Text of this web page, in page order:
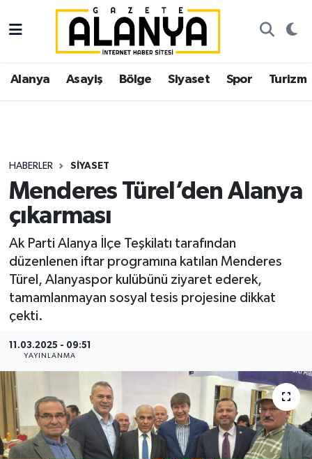
Alanya Asayiş Bölge Siyaset Spor Turizm
HABERLER SIYASET
Menderes Türel’den Alanya
çıkarması
Ak Parti Alanya İlçe Teşkilatı tarafından
düzenlenen iftar programına katılan Menderes
Türel, Alanyaspor kulübünü ziyaret ederek,
tamamlanmayan sosyal tesis projesine dikkat
çekti.
11.03.2025 - 09:51
YAYINLANMA
Alanya
Asayiş
Siyaset
Spor
Ekonomi
Gazipaşa
İstanbul Nöbetçi Eczaneler
İstanbul Hava Durumu
Süper Lig Puan Durumu ve Fikstür
Tüm Manşetler
Haber Arşivi